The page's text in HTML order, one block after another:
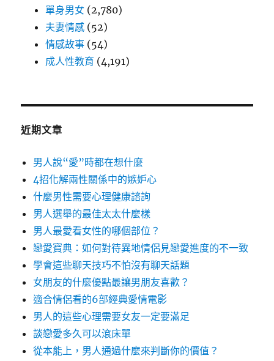
單身男女 (2,780)
夫妻情感 (52)
情感故事 (54)
成人性教育 (4,191)
近期文章
男人說“愛”時都在想什麼
4招化解兩性關係中的嫉妒心
什麼男性需要心理健康諮詢
男人選舉的最佳太太什麼樣
男人最愛看女性的哪個部位？
戀愛寶典：如何對待異地情侶見戀愛進度的不一致
學會這些聊天技巧不怕沒有聊天話題
女朋友的什麼優點最讓男朋友喜歡？
適合情侶看的6部經典愛情電影
男人的這些心理需要女友一定要滿足
談戀愛多久可以滾床單
從本能上，男人通過什麼來判斷你的價值？